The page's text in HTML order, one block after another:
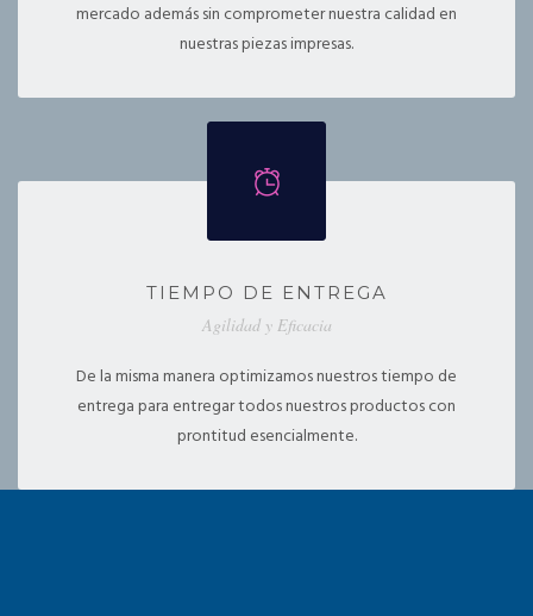
mercado además sin comprometer nuestra calidad en
nuestras piezas impresas.
TIEMPO DE ENTREGA
Agilidad y Eficacia
De la misma manera optimizamos nuestros tiempo de
entrega para entregar todos nuestros productos con
prontitud esencialmente.